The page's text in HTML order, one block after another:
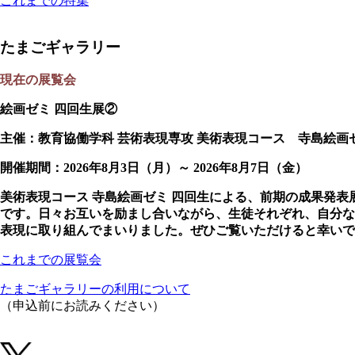
たまごギャラリー
現在の展覧会
絵画ゼミ 四回生展②
主催：教育協働学科 芸術表現専攻 美術表現コース 寺島絵画
開催期間：2026年8月3日（月）～ 2026年8月7日（金）
美術表現コース 寺島絵画ゼミ 四回生による、前期の成果発表
です。日々お互いを励まし合いながら、生徒それぞれ、自分
表現に取り組んでまいりました。ぜひご覧いただけると幸い
これまでの展覧会
たまごギャラリーの利用について
（申込前にお読みください）